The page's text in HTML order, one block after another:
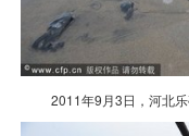
2011年9月3日，河北